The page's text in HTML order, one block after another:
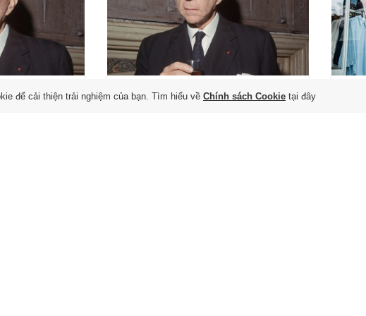
Bước đi khôn ngoan của
để cải thiện trải nghiệm của bạn. Tìm hiểu về Chính sách Cookie tại đây